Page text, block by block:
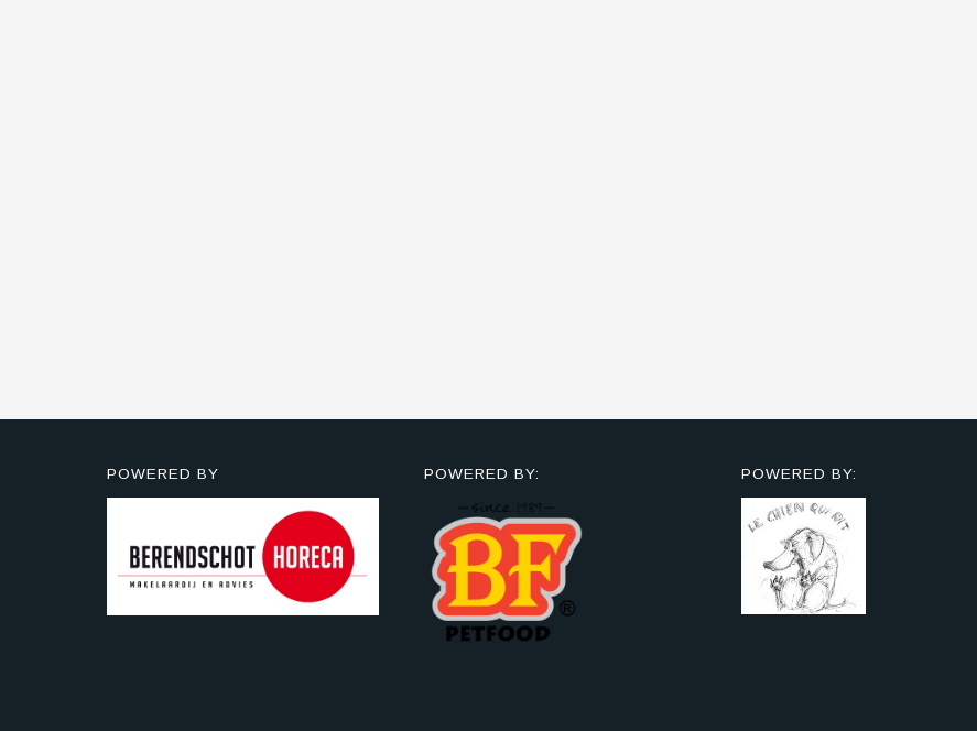
POWERED BY POWERED BY: POWERED BY: